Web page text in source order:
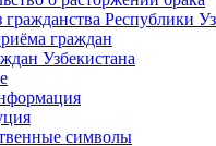
Республики
граждан
Узбекистана
символы